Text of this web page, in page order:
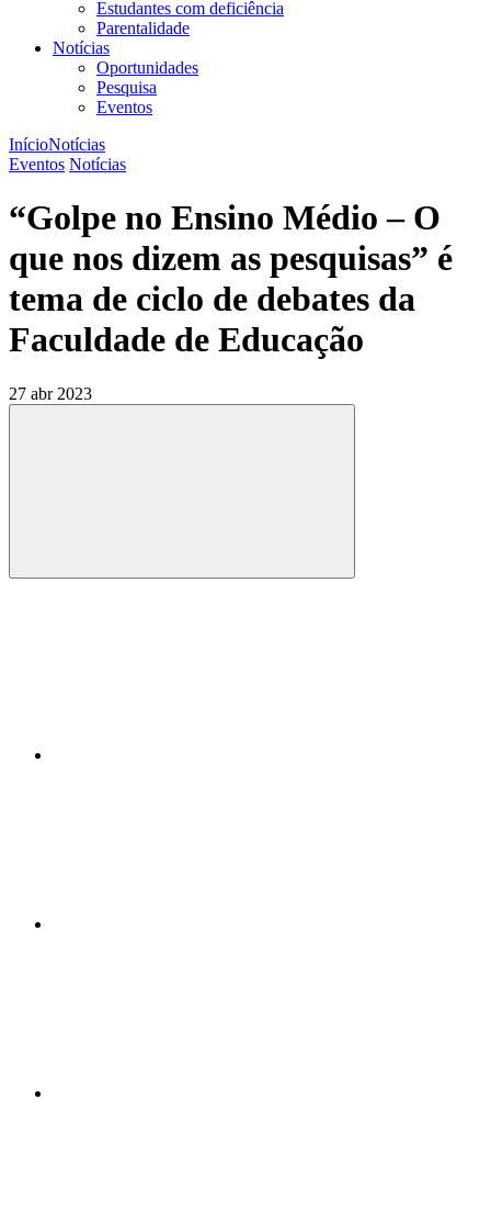
Estudantes com deficiência
Parentalidade
Notícias
Oportunidades
Pesquisa
Eventos
InícioNotícias
Eventos Notícias
“Golpe no Ensino Médio – O
que nos dizem as pesquisas” é
tema de ciclo de debates da
Faculdade de Educação
27 abr 2023
Compartilhar